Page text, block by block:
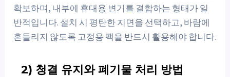
확보하며, 내부에 휴대용 변기를 결합하는 형태가 일
반적입니다. 설치 시 평탄한 지면을 선택하고, 바람에
흔들리지 않도록 고정용 팩을 반드시 활용해야 합니다.
2) 청결 유지와 폐기물 처리 방법